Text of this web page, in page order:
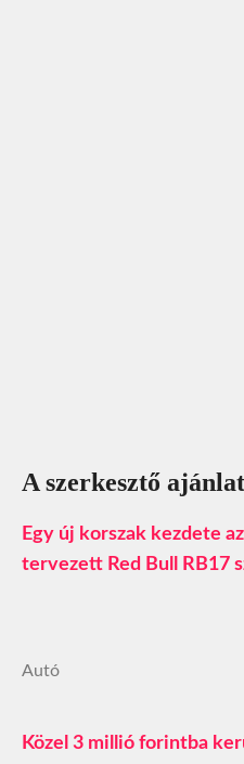
A szerkesztő
Egy új korszak kezdete
tervezett Red Bull RB17
Autó
Közel 3 millió forintba